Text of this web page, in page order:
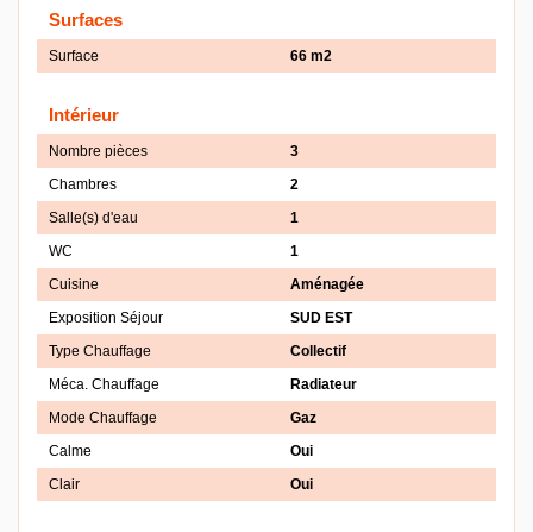
Surfaces
Surface 66 m2
Intérieur
Nombre pièces
3
Chambres
2
Salle(s) d'eau
1
WC
1
Cuisine
Aménagée
Exposition Séjour
SUD EST
Type Chauffage
Collectif
Méca. Chauffage
Radiateur
Mode Chauffage
Gaz
Calme
Oui
Clair
Oui